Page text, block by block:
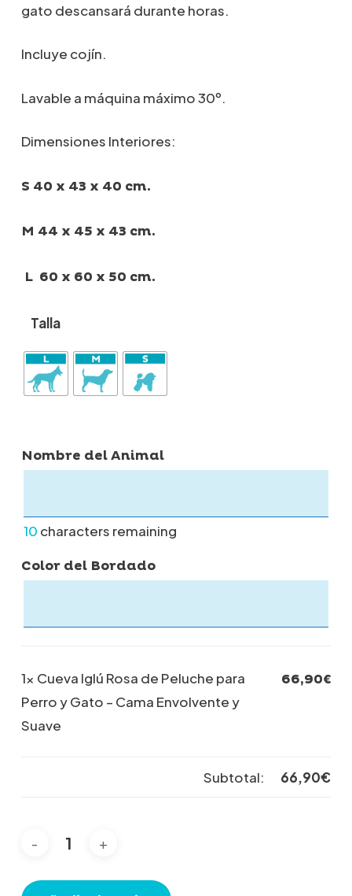
gato descansará durante horas.
Incluye cojín.
Lavable a máquina máximo 30º.
Dimensiones Interiores:
S 40 x 43 x 40 cm.
M 44 x 45 x 43 cm.
L 60 x 60 x 50 cm.
Talla
Nombre del Animal
10 characters remaining
Color del Bordado
1× Cueva Iglú Rosa de Peluche para
Perro y Gato – Cama Envolvente y
Suave
66,90€
Subtotal: 66,90€